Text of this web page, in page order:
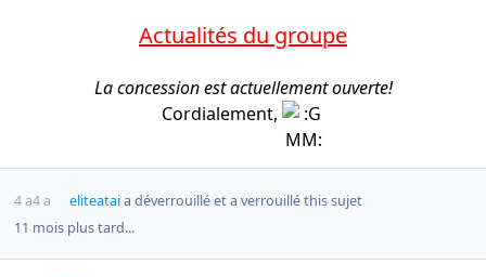
Actualités du groupe
La concession est actuellement ouverte!
Cordialement,
4 a4 a eliteataia déverrouillé et a verrouillé this sujet
11 mois plus tard...